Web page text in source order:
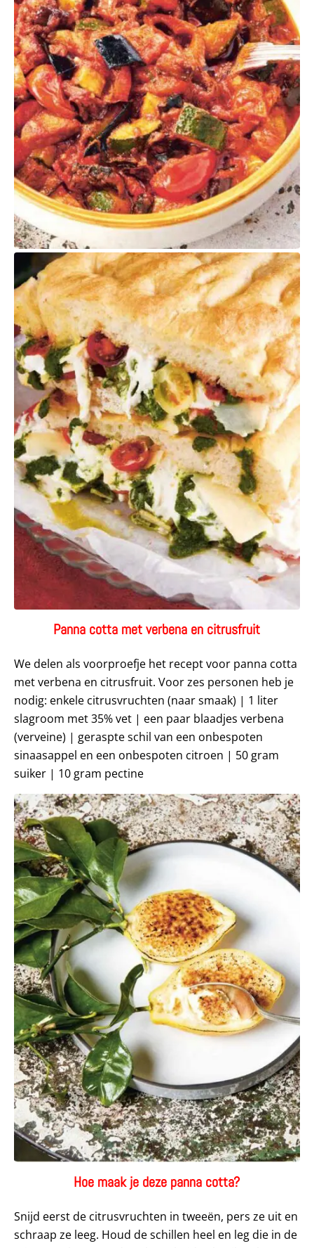
Panna cotta met verbena en citrusfruit
We delen als voorproefje het recept voor panna cotta
met verbena en citrusfruit. Voor zes personen heb je
nodig: enkele citrusvruchten (naar smaak) | 1 liter
slagroom met 35% vet | een paar blaadjes verbena
(verveine) | geraspte schil van een onbespoten
sinaasappel en een onbespoten citroen | 50 gram
suiker | 10 gram pectine
Hoe maak je deze panna cotta?
Snijd eerst de citrusvruchten in tweeën, pers ze uit en
schraap ze leeg. Houd de schillen heel en leg die in de